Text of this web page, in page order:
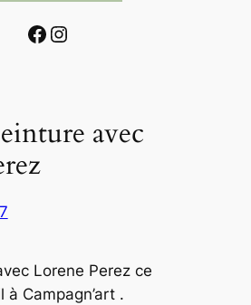
Facebook
Instagram
avec
Lorene Perez ce
Campagn’art .